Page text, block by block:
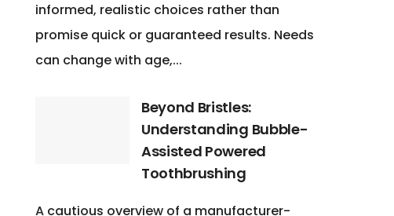
informed, realistic choices rather than
promise quick or guaranteed results. Needs
can change with age,...
Beyond Bristles:
Understanding Bubble-
Assisted Powered
Toothbrushing
A cautious overview of a manufacturer-